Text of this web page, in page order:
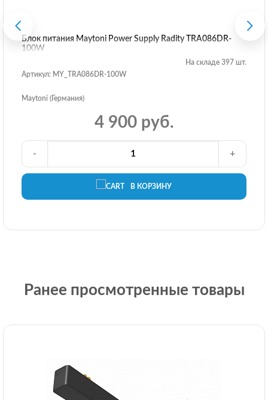
Блок питания Maytoni Power Supply Radity TRA086DR-
100W
На складе 397 шт.
Артикул: MY_TRA086DR-100W
Maytoni (Германия)
4 900 руб.
В КОРЗИНУ
- +
Ранее просмотренные товары